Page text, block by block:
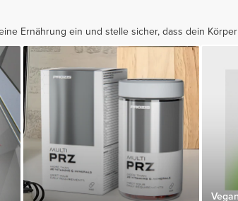
Ernährung ein und stelle sicher, dass dein